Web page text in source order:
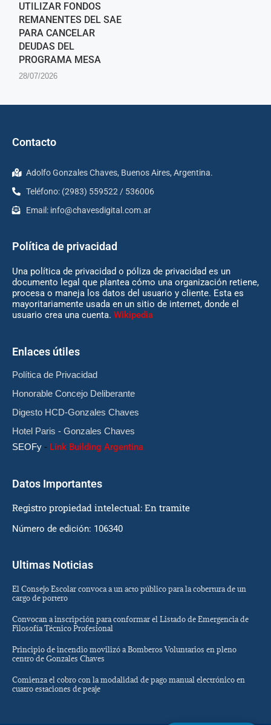
UTILIZAR FONDOS
REMANENTES DEL SAE
PARA CANCELAR
DEUDAS DEL
PROGRAMA MESA
28/07/2026
Contacto
Adolfo Gonzales Chaves, Buenos Aires, Argentina.
Teléfono: (2983) 559522 / 536006
Email: info@chavesdigital.com.ar
Política de privacidad
Una política de privacidad o póliza de privacidad es un
documento legal que plantea cómo una organización retiene,
procesa o maneja los datos del usuario y cliente. Esta es
mayoritariamente usada en un sitio de internet, donde el
usuario crea una cuenta. Wikipedia
Enlaces útiles
Política de Privacidad
Honorable Concejo Deliberante
Digesto HCD-Gonzales Chaves
Hotel Paris - Gonzales Chaves
SEOFy - Link Building Argentina
Datos Importantes
Registro propiedad intelectual: En tramite
Número de edición: 106340
Ultimas Noticias
El Consejo Escolar convoca a un acto público para la cobertura de un
cargo de portero
Convocan a inscripción para conformar el Listado de Emergencia de
Filosofía Técnico Profesional
Principio de incendio movilizó a Bomberos Voluntarios en pleno
centro de Gonzales Chaves
Comienza el cobro con la modalidad de pago manual electrónico en
cuatro estaciones de peaje